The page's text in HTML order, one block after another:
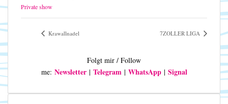
Private show
Krawallnadel 7ZOLLER LIGA
Folgt mir / Follow
me: Newsletter| Telegram| WhatsApp| Signal